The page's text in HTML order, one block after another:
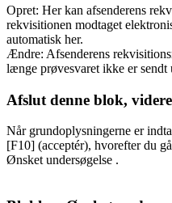
Opret: Her kan afsenderens
rekvisitionen modtaget
automatisk her.
Ændre: Afsenderens
længe prøvesvaret ikke er sendt
Afslut denne blok,
Når grundoplysningerne er
[F10] (acceptér), hvorefter du
Ønsket undersøgelse .